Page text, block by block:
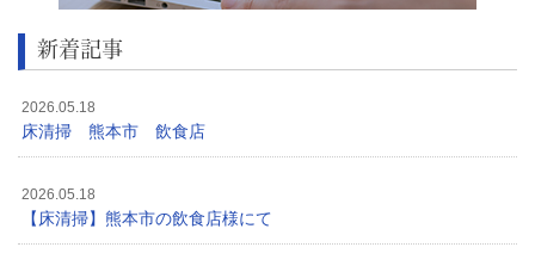
新着記事
2026.05.18
床清掃 熊本市 飲食店
2026.05.18
【床清掃】熊本市の飲食店様にて